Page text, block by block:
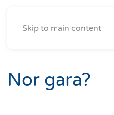
Skip to main content
Nor gara?